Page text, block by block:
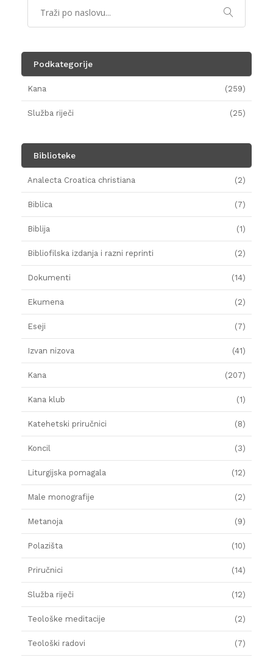
Podkategorije
Kana (259)
Služba riječi (25)
Biblioteke
Analecta Croatica christiana (2)
Biblica (7)
Biblija (1)
Bibliofilska izdanja i razni reprinti (2)
Dokumenti (14)
Ekumena (2)
Eseji (7)
Izvan nizova (41)
Kana (207)
Kana klub (1)
Katehetski priručnici (8)
Koncil (3)
Liturgijska pomagala (12)
Male monografije (2)
Metanoja (9)
Polazišta (10)
Priručnici (14)
Služba riječi (12)
Teološke meditacije (2)
Teološki radovi (7)